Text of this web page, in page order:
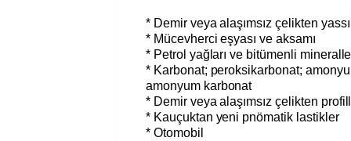
* Demir veya alaşımsız çelikten
* Mücevherci eşyası ve aksamı
* Petrol yağları ve bitümenli
* Karbonat; peroksikarbonat;
amonyum karbonat
* Demir veya alaşımsız çelikten
* Kauçuktan yeni pnömatik lastikler
* Otomobil